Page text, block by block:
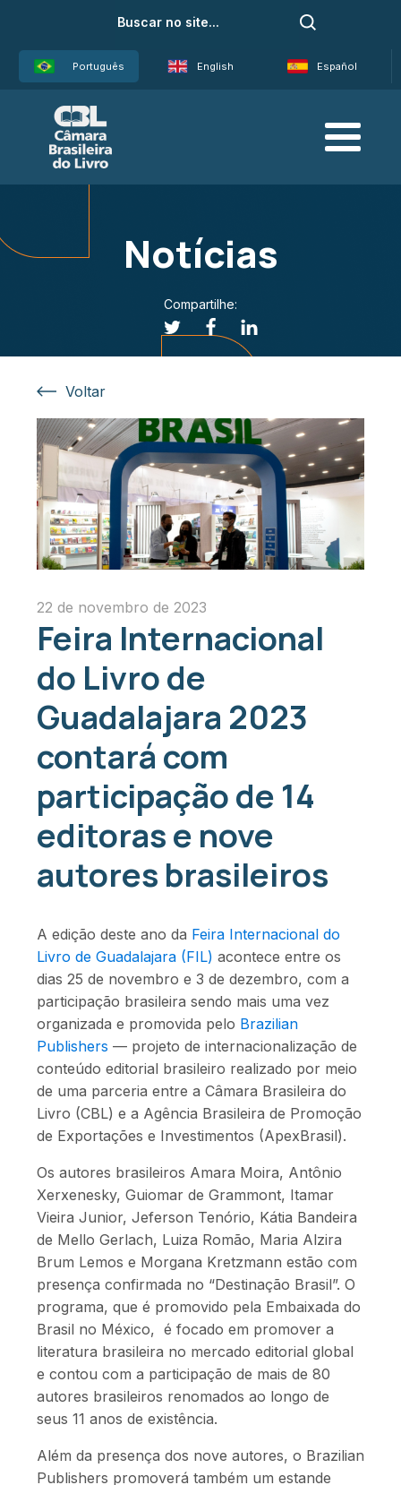
Português English Español
Notícias
Compartilhe:
Voltar
22 de novembro de 2023
Feira Internacional
do Livro de
Guadalajara 2023
contará com
participação de 14
editoras e nove
autores brasileiros
A edição deste ano da Feira Internacional do
Livro de Guadalajara (FIL) acontece entre os
dias 25 de novembro e 3 de dezembro, com a
participação brasileira sendo mais uma vez
organizada e promovida pelo Brazilian
Publishers — projeto de internacionalização de
conteúdo editorial brasileiro realizado por meio
de uma parceria entre a Câmara Brasileira do
Livro (CBL) e a Agência Brasileira de Promoção
de Exportações e Investimentos (ApexBrasil).
Os autores brasileiros Amara Moira, Antônio
Xerxenesky, Guiomar de Grammont, Itamar
Vieira Junior, Jeferson Tenório, Kátia Bandeira
de Mello Gerlach, Luiza Romão, Maria Alzira
Brum Lemos e Morgana Kretzmann estão com
presença confirmada no “Destinação Brasil”. O
programa, que é promovido pela Embaixada do
Brasil no México, é focado em promover a
literatura brasileira no mercado editorial global
e contou com a participação de mais de 80
autores brasileiros renomados ao longo de
seus 11 anos de existência.
Além da presença dos nove autores, o Brazilian
Publishers promoverá também um estande